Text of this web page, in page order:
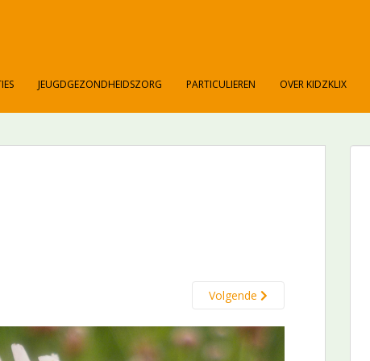
JEUGDGEZONDHEIDSZORG PARTICULIEREN OVER KIDZKLIX
Volgende